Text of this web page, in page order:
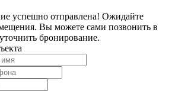
успешно отправлена! Ожидайте
Вы можете сами позвонить в
бронирование.